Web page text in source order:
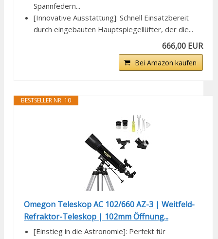
Spannfedern...
[Innovative Ausstattung]: Schnell Einsatzbereit
durch eingebauten Hauptspiegellüfter, der die...
666,00 EUR
Bei Amazon kaufen
BESTSELLER NR. 10
Omegon Teleskop AC 102/660 AZ-3 | Weitfeld-
Refraktor-Teleskop | 102mm Öffnung...
[Einstieg in die Astronomie]: Perfekt für